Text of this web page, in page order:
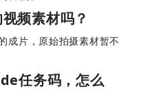
频素材吗？
成片，原始拍摄素材暂不
任务码，怎么